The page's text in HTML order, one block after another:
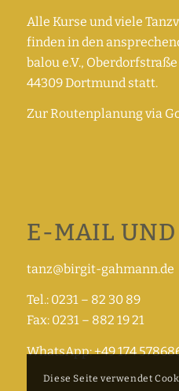
Alle Kurse und viele
finden in den
balou e.V., Oberdorfstraße
44309 Dortmund statt.
Zur Routenplanung via
E-MAIL UND
tanz@birgit-gahmann.de
Tel.: 0231 – 82 30 89
Fax: 0231 – 882 19 21
WhatsApp: +49 174
Diese Seite verwendet